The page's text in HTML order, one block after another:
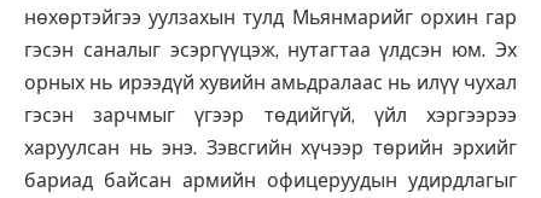
нөхөртэйгээ уулзахын тулд Мьянмарийг орхин гар
гэсэн саналыг эсэргүүцэж, нутагтаа үлдсэн юм. Эх
орных нь ирээдүй хувийн амьдралаас нь илүү чухал
гэсэн зарчмыг үгээр төдийгүй, үйл хэргээрээ
харуулсан нь энэ. Зэвсгийн хүчээр төрийн эрхийг
бариад байсан армийн офицеруудын удирдлагыг